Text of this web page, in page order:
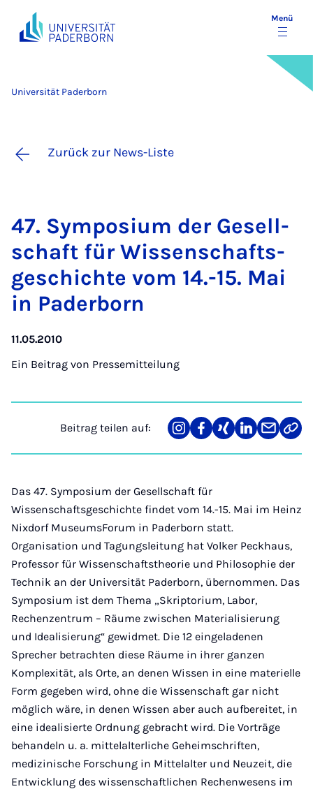
Menü
Universität Paderborn
Zurück zur News-Liste
47. Sym­po­si­um der Ge­sell­
schaft für Wis­sen­schafts­
ge­schich­te vom 14.-15. Mai
in Pa­der­born
11.05.2010
Ein Beitrag von Pressemitteilung
Beitrag teilen auf:
Teilen
auf
Teilen
auf
Teilen
auf
Teilen
auf
Teilen
über
Link
Das 47. Symposium der Gesellschaft für
Wissenschaftsgeschichte findet vom 14.-15. Mai im Heinz
Nixdorf MuseumsForum in Paderborn statt.
Organisation und Tagungsleitung hat Volker Peckhaus,
Professor für Wissenschaftstheorie und Philosophie der
Technik an der Universität Paderborn, übernommen. Das
Symposium ist dem Thema „Skriptorium, Labor,
Rechenzentrum – Räume zwischen Materialisierung
und Idealisierung“ gewidmet. Die 12 eingeladenen
Sprecher betrachten diese Räume in ihrer ganzen
Komplexität, als Orte, an denen Wissen in eine materielle
Form gegeben wird, ohne die Wissenschaft gar nicht
möglich wäre, in denen Wissen aber auch aufbereitet, in
eine idealisierte Ordnung gebracht wird. Die Vorträge
behandeln u. a. mittelalterliche Geheimschriften,
medizinische Forschung in Mittelalter und Neuzeit, die
Entwicklung des wissenschaftlichen Rechenwesens im